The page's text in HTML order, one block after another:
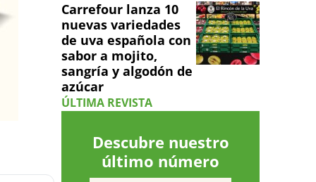
Carrefour lanza 10
nuevas variedades
de uva española con
sabor a mojito,
sangría y algodón de
azúcar
ÚLTIMA REVISTA
Descubre nuestro
último número